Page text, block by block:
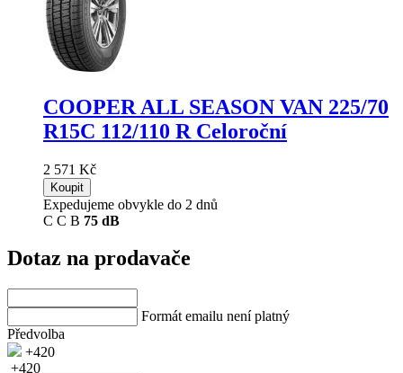
COOPER ALL SEASON VAN 225/70
R15C 112/110 R Celoroční
2 571 Kč
Koupit
Expedujeme obvykle do 2 dnů
C C B 75 dB
Dotaz na prodavače
Formát emailu není platný
Předvolba
+420
+420